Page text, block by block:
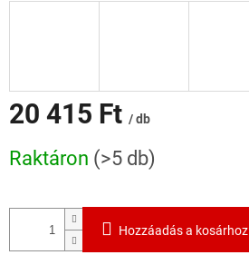
20 415 Ft / db
Raktáron (>5 db)
Hozzáadás a kosárhoz